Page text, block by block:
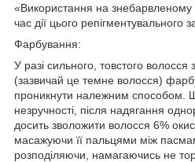
«Використання на знебарвленому
час дії цього репігментувального
Фарбування:
У разі сильного, товстого
(зазвичай це темне волосся)
проникнути належним способом.
незручності, після надягання
досить зволожити волосся 6%
масажуючи її пальцями між
розподіляючи, намагаючись не